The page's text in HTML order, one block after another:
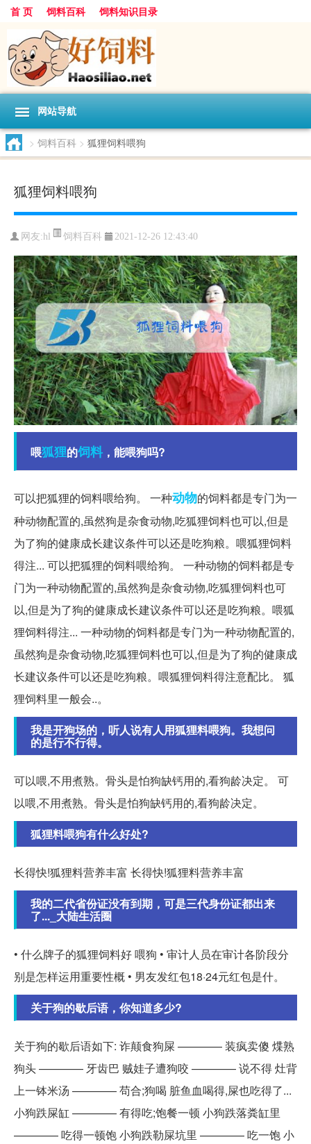
首 页 饲料百科 饲料知识目录
网站导航
> 饲料百科 > 狐狸饲料喂狗
狐狸饲料喂狗
网友:hl 饲料百科 2021-12-26 12:43:40
喂狐狸的饲料 ，能喂狗吗?
可以把狐狸的饲料喂给狗。 一种动物的饲料都是专门为一
种动物配置的,虽然狗是杂食动物,吃狐狸饲料也可以,但是
为了狗的健康成长建议条件可以还是吃狗粮。喂狐狸饲料
得注... 可以把狐狸的饲料喂给狗。 一种动物的饲料都是专
门为一种动物配置的,虽然狗是杂食动物,吃狐狸饲料也可
以,但是为了狗的健康成长建议条件可以还是吃狗粮。喂狐
狸饲料得注... 一种动物的饲料都是专门为一种动物配置的,
虽然狗是杂食动物,吃狐狸饲料也可以,但是为了狗的健康成
长建议条件可以还是吃狗粮。喂狐狸饲料得注意配比。 狐
狸饲料里一般会..。
我是开狗场的，听人说有人用狐狸料喂狗。我想问
的是行不行得。
可以喂,不用煮熟。骨头是怕狗缺钙用的,看狗龄决定。 可
以喂,不用煮熟。骨头是怕狗缺钙用的,看狗龄决定。
狐狸料喂狗有什么好处?
长得快!狐狸料营养丰富 长得快!狐狸料营养丰富
我的二代省份证没有到期，可是三代身份证都出来
了..._大陆生活圈
• 什么牌子的狐狸饲料好 喂狗 • 审计人员在审计各阶段分
别是怎样运用重要性概 • 男友发红包18·24元红包是什。
关于狗的歇后语，你知道多少?
关于狗的歇后语如下: 诈颠食狗屎 ———— 装疯卖傻 煠熟
狗头 ———— 牙齿巴 贼娃子遭狗咬 ———— 说不得 灶背
上一钵米汤 ———— 苟合;狗喝 脏鱼血喝得,屎也吃得了...
小狗跌屎缸 ———— 有得吃;饱餐一顿 小狗跌落粪缸里
———— 吃得一顿饱 小狗跌勒屎坑里 ———— 吃一饱 小